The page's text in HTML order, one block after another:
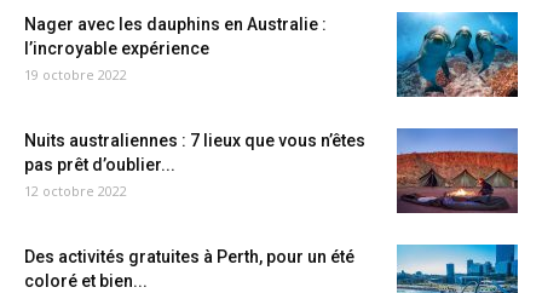
Nager avec les dauphins en Australie :
l’incroyable expérience
19 octobre 2022
Nuits australiennes : 7 lieux que vous n’êtes
pas prêt d’oublier...
12 octobre 2022
Des activités gratuites à Perth, pour un été
coloré et bien...